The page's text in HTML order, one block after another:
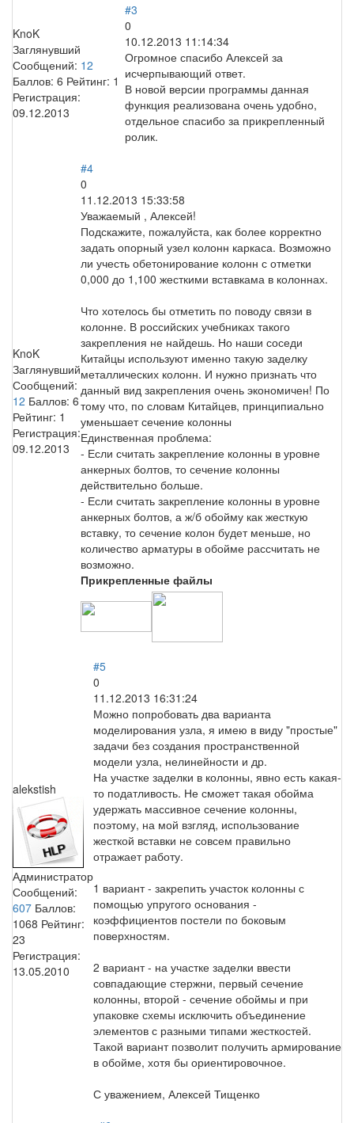
KnoK
Заглянувший
Сообщений: 12
Баллов: 6 Рейтинг: 1
Регистрация:
09.12.2013
#3
0
10.12.2013 11:14:34
Огромное спасибо Алексей за
исчерпывающий ответ.
В новой версии программы данная
функция реализована очень удобно,
отдельное спасибо за прикрепленный
ролик.
KnoK
Заглянувший
Сообщений:
12 Баллов: 6
Рейтинг: 1
Регистрация:
09.12.2013
#4
0
11.12.2013 15:33:58
Уважаемый , Алексей!
Подскажите, пожалуйста, как более корректно
задать опорный узел колонн каркаса. Возможно
ли учесть обетонирование колонн с отметки
0,000 до 1,100 жесткими вставкама в колоннах.
Что хотелось бы отметить по поводу связи в
колонне. В российских учебниках такого
закрепления не найдешь. Но наши соседи
Китайцы используют именно такую заделку
металлических колонн. И нужно признать что
данный вид закрепления очень экономичен! По
тому что, по словам Китайцев, принципиально
уменьшает сечение колонны
Единственная проблема:
- Если считать закрепление колонны в уровне
анкерных болтов, то сечение колонны
действительно больше.
- Если считать закрепление колонны в уровне
анкерных болтов, а ж/б обойму как жесткую
вставку, то сечение колон будет меньше, но
количество арматуры в обойме рассчитать не
возможно.
Прикрепленные файлы
alekstish
Администратор
Сообщений:
607 Баллов:
1068 Рейтинг:
23
Регистрация:
13.05.2010
#5
0
11.12.2013 16:31:24
Можно попробовать два варианта
моделирования узла, я имею в виду "простые"
задачи без создания пространственной
модели узла, нелинейности и др.
На участке заделки в колонны, явно есть какая-
то податливость. Не сможет такая обойма
удержать массивное сечение колонны,
поэтому, на мой взгляд, использование
жесткой вставки не совсем правильно
отражает работу.
1 вариант - закрепить участок колонны с
помощью упругого основания -
коэффициентов постели по боковым
поверхностям.
2 вариант - на участке заделки ввести
совпадающие стержни, первый сечение
колонны, второй - сечение обоймы и при
упаковке схемы исключить объединение
элементов с разными типами жесткостей.
Такой вариант позволит получить армирование
в обойме, хотя бы ориентировочное.
С уважением, Алексей Тищенко